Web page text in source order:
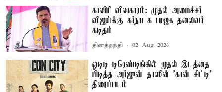
காவிரி விவகாரம்: முதல் அமைச்சர்
விஜய்க்கு கர்நாடக பாஜக தலைவர்
கடிதம்
தினத்தந்தி 02 Aug 2026
ஓடிடி டிரெண்டிங்கில் முதல் இடத்தை
பிடித்த அர்ஜுன் தாஸின் 'கான் சிட்டி'
திரைப்படம்